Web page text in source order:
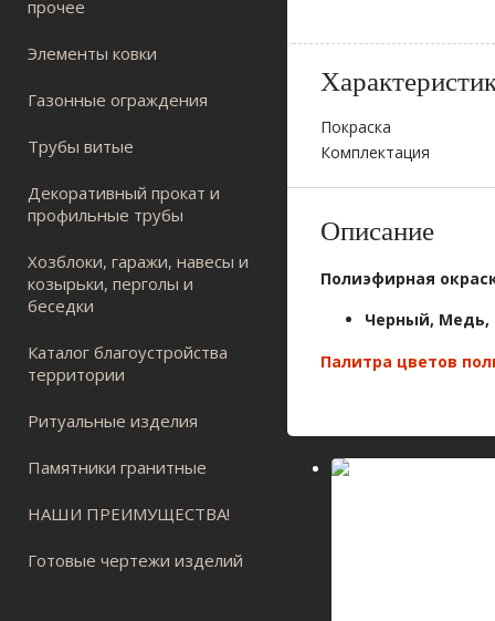
прочее
Элементы ковки
Газонные ограждения
Трубы витые
Декоративный прокат и
профильные трубы
Хозблоки, гаражи, навесы и
козырьки, перголы и
беседки
Каталог благоустройства
территории
Ритуальные изделия
Памятники гранитные
НАШИ ПРЕИМУЩЕСТВА!
Готовые чертежи изделий
Покраска
Комплектация
Описание
Полиэфирная
Черный, Медь,
Палитра цветов